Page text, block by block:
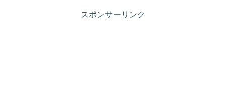
スポンサーリンク